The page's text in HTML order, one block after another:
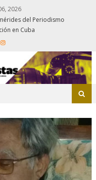
2026
del Periodismo
en Cuba